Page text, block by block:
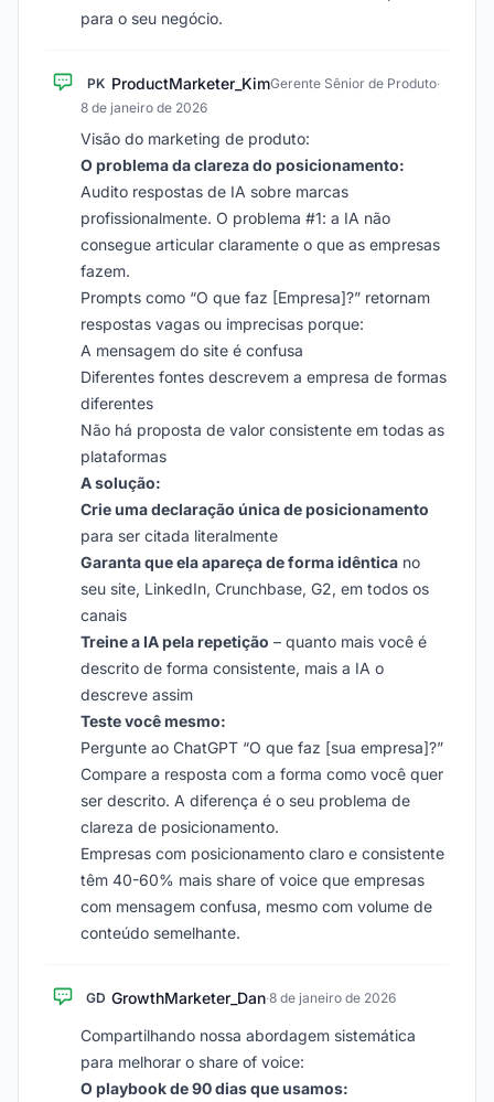
para o seu negócio.
PK ProductMarketer_KimGerente Sênior de Produto·
8 de janeiro de 2026
Visão do marketing de produto:
O problema da clareza do posicionamento:
Audito respostas de IA sobre marcas
profissionalmente. O problema #1: a IA não
consegue articular claramente o que as empresas
fazem.
Prompts como “O que faz [Empresa]?” retornam
respostas vagas ou imprecisas porque:
A mensagem do site é confusa
Diferentes fontes descrevem a empresa de formas
diferentes
Não há proposta de valor consistente em todas as
plataformas
A solução:
Crie uma declaração única de posicionamento
para ser citada literalmente
Garanta que ela apareça de forma idêntica no
seu site, LinkedIn, Crunchbase, G2, em todos os
canais
Treine a IA pela repetição – quanto mais você é
descrito de forma consistente, mais a IA o
descreve assim
Teste você mesmo:
Pergunte ao ChatGPT “O que faz [sua empresa]?”
Compare a resposta com a forma como você quer
ser descrito. A diferença é o seu problema de
clareza de posicionamento.
Empresas com posicionamento claro e consistente
têm 40-60% mais share of voice que empresas
com mensagem confusa, mesmo com volume de
conteúdo semelhante.
GD GrowthMarketer_Dan·8 de janeiro de 2026
Compartilhando nossa abordagem sistemática
para melhorar o share of voice:
O playbook de 90 dias que usamos: